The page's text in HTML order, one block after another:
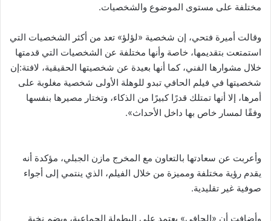
مختلفة على مستوى الموضوع والشخصيات.
وقالت أميرة فتحي، إن شخصية «لؤلؤ» تعد من أكثر الشخصيات التي
استمتعت بتقديمها، خاصة وأنها مختلفة عن الشخصيات التي قدمتها
خلال مشوارها الفني، كما أنها بعيدة عن شخصيتها الحقيقية، لافتة:إن
شخصيتها في فيلم الحافي تبدو للوهلة الأولى شخصية مغلوبة على
أمرها، إلا أنها تمتلك قدرًا كبيرًا من الذكاء، وتختار مصيرها بنفسها
وفقًا لمسار خاص بها داخل الأحداث».
وأعربت عن سعادتها بالتعاون مع المخرج مازن الجبلي، مؤكدة أنه
يقدم رؤية مختلفة ومميزة من خلال الفيلم، الذي ينتمي إلى أجواء
صوفية غير تقليدية.
وأضافت أن «الحافي» يعتمد على البطولة الجماعية، ويضم نخبة